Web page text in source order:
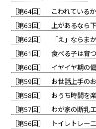
［第64回］ こわれている
［第63回］ 上があるなら
［第62回］ 「え」ならま
［第61回］ 食べる子は育つ
［第60回］ イヤイヤ期の
［第59回］ お世話上手の
［第58回］ おうち時間を
［第57回］ わが家の断乳
［第56回］ トイレトレー